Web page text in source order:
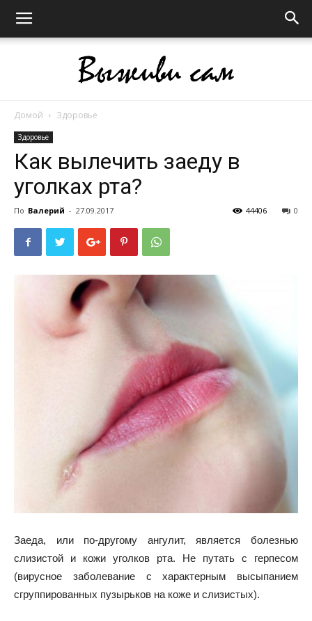
Домой Здоровье
Здоровье
Как вылечить заеду в
уголках рта?
По Валерий - 27.09.2017 0
44406
Заеда, или по-другому ангулит, является болезнью
слизистой и кожи уголков рта. Не путать с герпесом
(вирусное заболевание с характерным высыпанием
сгруппированных пузырьков на коже и слизистых).